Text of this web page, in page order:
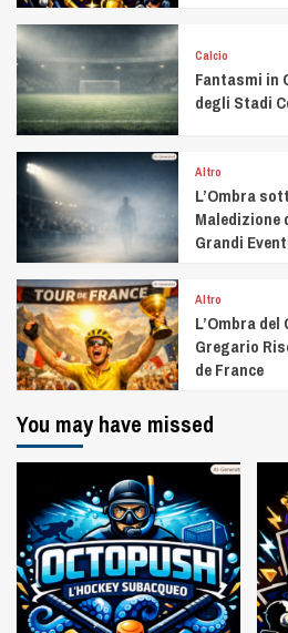
Calcio
Fantasmi in
degli Stadi
Altro
L’Ombra
Maledizione
Grandi
Altro
L’Ombra
Gregario
de France
You may have missed